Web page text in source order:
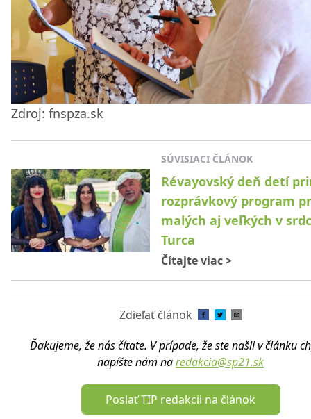
Zdroj: fnspza.sk
SÚVISIACI ČLÁNOK
Révayovský deň detí
rozprávkový program
malých aj veľkých v
Turca
Čítajte viac>
Zdieľať článok
Ďakujeme, že nás čítate. V prípade, že ste našli v článku
napíšte nám naredakcia@sp21.sk
Poslať TIP redakcii na článok